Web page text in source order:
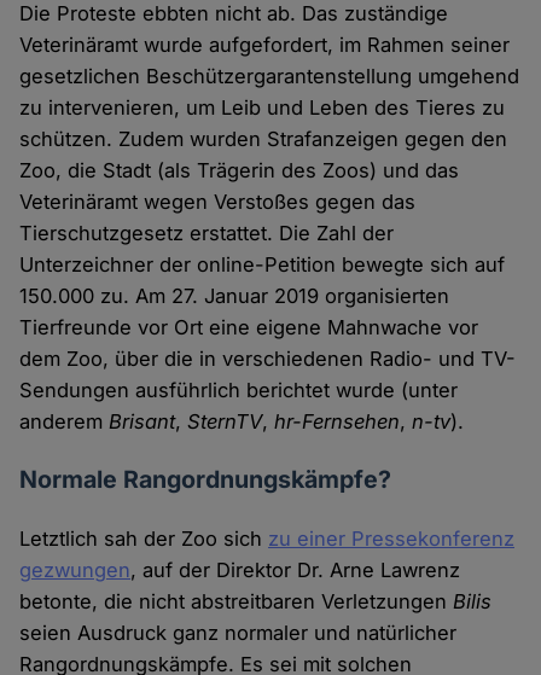
Die Proteste ebbten nicht ab. Das zuständige
Veterinäramt wurde aufgefordert, im Rahmen seiner
gesetzlichen Beschützergarantenstellung umgehend
zu intervenieren, um Leib und Leben des Tieres zu
schützen. Zudem wurden Strafanzeigen gegen den
Zoo, die Stadt (als Trägerin des Zoos) und das
Veterinäramt wegen Verstoßes gegen das
Tierschutzgesetz erstattet. Die Zahl der
Unterzeichner der online-Petition bewegte sich auf
150.000 zu. Am 27. Januar 2019 organisierten
Tierfreunde vor Ort eine eigene Mahnwache vor
dem Zoo, über die in verschiedenen Radio- und TV-
Sendungen ausführlich berichtet wurde (unter
anderemBrisant,SternTV,hr-Fernsehen,n-tv).
Normale Rangordnungskämpfe?
Letztlich sah der Zoo sich zu einer Pressekonferenz
gezwungen, auf der Direktor Dr. Arne Lawrenz
betonte, die nicht abstreitbaren VerletzungenBilis
seien Ausdruck ganz normaler und natürlicher
Rangordnungskämpfe. Es sei mit solchen